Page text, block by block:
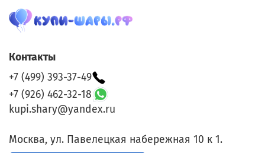
Контакты
+7 (499) 393-37-49
+7 (926) 462-32-18
kupi.shary@yandex.ru
Москва, ул. Павелецкая набережная 10 к 1.